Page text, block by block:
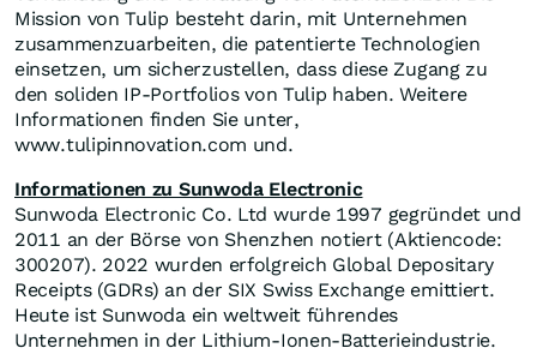
Mission von Tulip besteht darin, mit Unternehmen
zusammenzuarbeiten, die patentierte Technologien
einsetzen, um sicherzustellen, dass diese Zugang zu
den soliden IP-Portfolios von Tulip haben. Weitere
Informationen finden Sie unter,
www.tulipinnovation.com und.
Informationen zu Sunwoda Electronic
Sunwoda Electronic Co. Ltd wurde 1997 gegründet und
2011 an der Börse von Shenzhen notiert (Aktiencode:
300207). 2022 wurden erfolgreich Global Depositary
Receipts (GDRs) an der SIX Swiss Exchange emittiert.
Heute ist Sunwoda ein weltweit führendes
Unternehmen in der Lithium-Ionen-Batterieindustrie.